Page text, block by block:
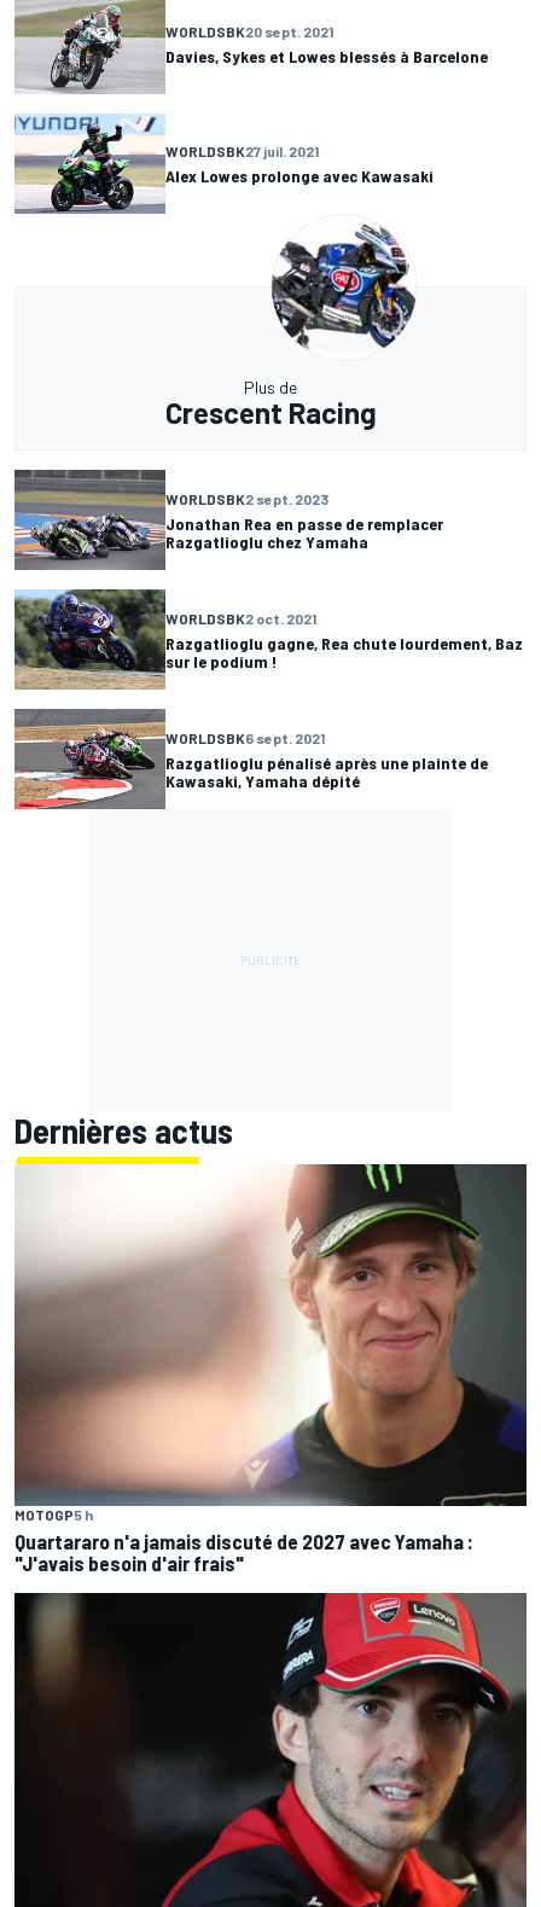
WORLDSBK20 sept. 2021
Davies, Sykes et Lowes blessés à Barcelone
WORLDSBK27 juil. 2021
Alex Lowes prolonge avec Kawasaki
Plus de
Crescent Racing
WORLDSBK2 sept. 2023
Jonathan Rea en passe de remplacer
Razgatlioglu chez Yamaha
WORLDSBK2 oct. 2021
Razgatlioglu gagne, Rea chute lourdement, Baz
sur le podium !
WORLDSBK6 sept. 2021
Razgatlioglu pénalisé après une plainte de
Kawasaki, Yamaha dépité
Dernières actus
MOTOGP5 h
Quartararo n'a jamais discuté de 2027 avec Yamaha :
"J'avais besoin d'air frais"